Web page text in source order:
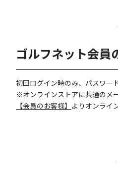
ゴルフネット会員
初回ログイン時のみ、パスワー
※オンラインストアに共通のメ
【会員のお客様】 よりオンライ